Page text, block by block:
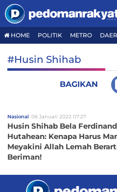
HOME POLITIK METRO
#Husin Shihab
BAGIKAN
Nasional 06 Januari 2022 07:27
Husin Shihab Bela Ferdinand
Hutahean: Kenapa Harus
Meyakini Allah Lemah
Beriman!